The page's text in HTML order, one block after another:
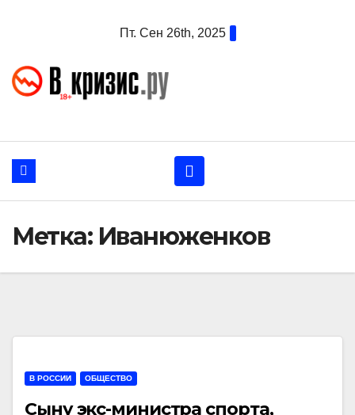
Пт. Сен 26th, 2025
Метка: Иванюженков
В РОССИИ ОБЩЕСТВО
Сыну экс-министра спорта,